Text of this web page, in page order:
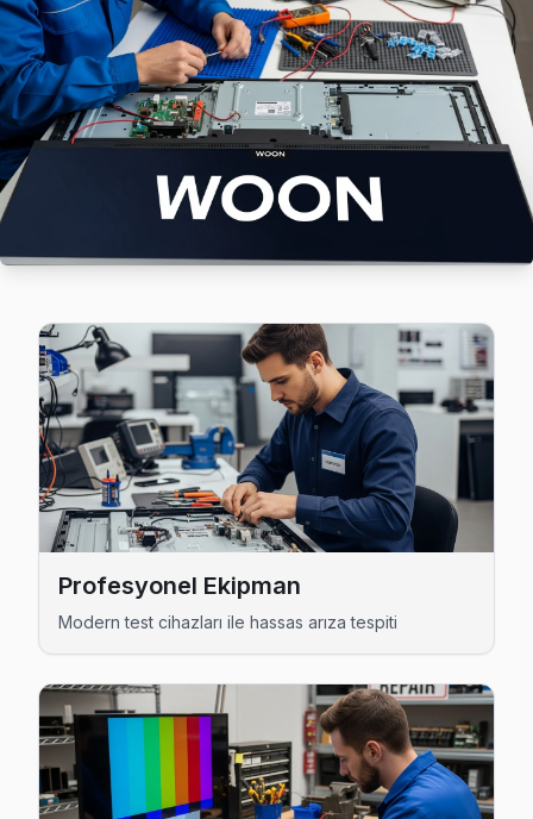
Avcılar'da Mustafa Kemal Paşa mahallesi Woon
Mustafa Kemal Paşa Woon Anakart Tamiri →
Tahtakale Woon Servis
Woon TV Tahtakale adresinde firmware güncellemesi
Üniversite Woon Servis
Avcılar'da Üniversite bölgesindeki Woon kullanıcılarına
Yeşilkent Woon Servis
Yeşilkent semtindeki Woon TV sorunları için kapıya kadar
Avcılar Woon Servis →
Avcılar Woon TV Servis Hizmet Bölgesi
Avcılar bölgesine kapıya gelen Woon TV tamir servisi
Profesyonel Ekipman
Modern test cihazları ile hassas arıza tespiti